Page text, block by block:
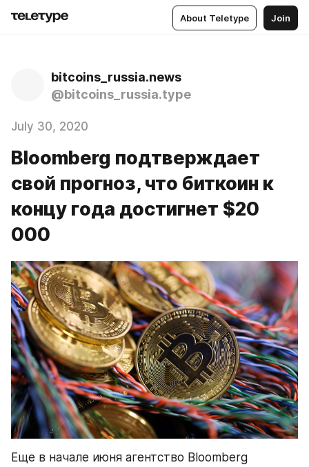
About Teletype Join
bitcoins_russia.news
@bitcoins_russia.type
July 30, 2020
Bloomberg подтверждает
свой прогноз, что биткоин к
концу года достигнет $20
000
Еще в начале июня агентство Bloomberg